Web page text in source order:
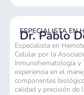
ESPECIALISTA EN
Dr. Pablo
Especialista en
Celular por la
Inmunohematología y
experiencia en el
componentes
calidad y precisión de